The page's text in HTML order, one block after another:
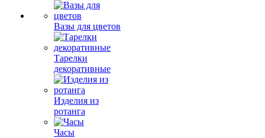
Вазы для цветов
Тарелки
декоративные
Изделия из
ротанга
Часы